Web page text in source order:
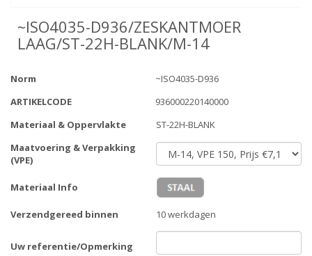
~ISO4035-D936/ZESKANTMOER
LAAG/ST-22H-BLANK/M-14
Norm
~ISO4035-D936
ARTIKELCODE
936000220140000
Materiaal & Oppervlakte
ST-22H-BLANK
Maatvoering & Verpakking
(VPE)
Materiaal Info
Verzendgereed binnen 10 werkdagen
Uw referentie/Opmerking